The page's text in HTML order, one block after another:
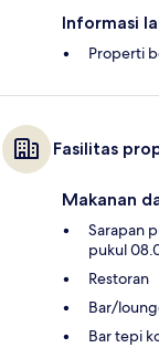
Informasi
Properti
Fasilitas
Makanan
Sarapan
pukul
Restoran
Bar/
Bar tepi